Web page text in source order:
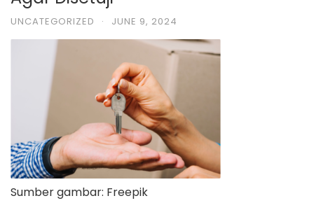
UNCATEGORIZED · JUNE 9, 2024
Sumber gambar: Freepik